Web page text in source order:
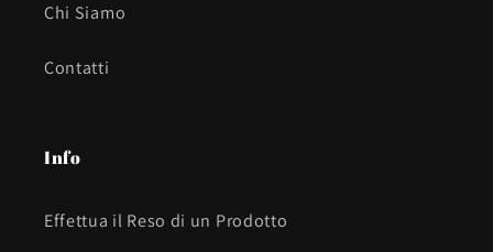
Chi Siamo
Contatti
Info
Effettua il Reso di un Prodotto